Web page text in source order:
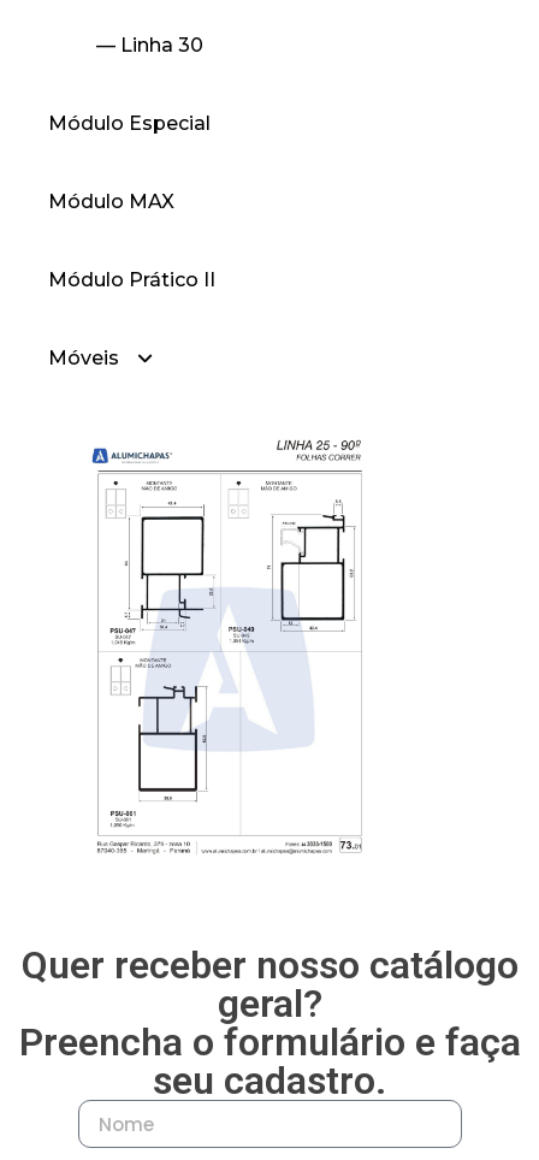
— Linha 30
Módulo Especial
Módulo MAX
Módulo Prático II
Móveis
— Móveis Cabideiros
— Móveis Divisores
— Móveis Portas
— Móveis Portas 90 Graus
— Móveis Puxadores
— Móveis Testeira
Quer receber nosso catálogo
geral?
Preencha o formulário e faça
seu cadastro.